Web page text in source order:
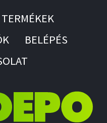
TERMÉKEK
BELÉPÉS